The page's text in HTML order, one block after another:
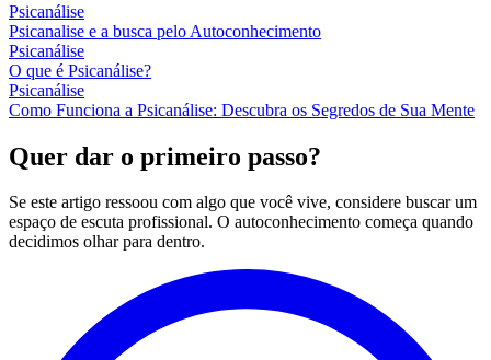
Psicanálise
Psicanalise e a busca pelo Autoconhecimento
Psicanálise
O que é Psicanálise?
Psicanálise
Como Funciona a Psicanálise: Descubra os Segredos de Sua Mente
Quer dar o primeiro passo?
Se este artigo ressoou com algo que você vive, considere buscar um
espaço de escuta profissional. O autoconhecimento começa quando
decidimos olhar para dentro.